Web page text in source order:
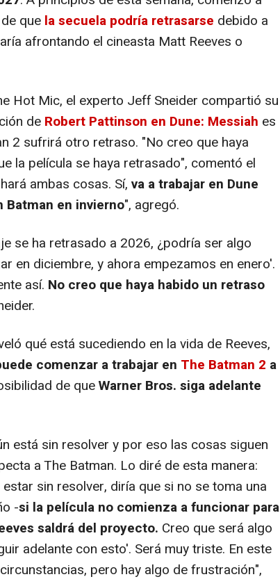
que la secuela podría retrasarse debido a
afrontando el cineasta Matt Reeves o
Hot Mic, el experto Jeff Sneider compartió su
de Robert Pattinson en Dune: Messiah es
2 sufrirá otro retraso. "No creo que haya
la película se haya retrasado", comentó el
ambas cosas. Sí, va a trabajar en Dune
Batman en invierno", agregó.
se ha retrasado a 2026, ¿podría ser algo
en diciembre, y ahora empezamos en enero'.
así. No creo que haya habido un retraso
qué está sucediendo en la vida de Reeves,
comenzar a trabajar en The Batman 2 a
de queWarner Bros. siga adelante
está sin resolver y por eso las cosas siguen
a The Batman. Lo diré de esta manera:
sin resolver, diría que si no se toma una
-si la película no comienza a funcionar para
saldrá del proyecto. Creo que será algo
adelante con esto'. Será muy triste. En este
pero hay algo de frustración",